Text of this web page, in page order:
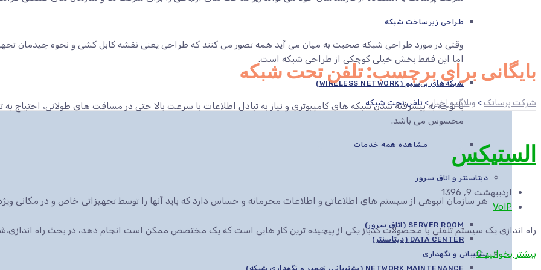
طراحی زیرساخت شبکه
وقتی در مورد طراحی شبکه صحبت به میان می آید همه تصور می کنند که طراحی یعنی نقشه کابل کشی و نحوه چیدمان
اما این فقط بخش خیلی کوچکی از طراحی شبکه است.
شبکه‌های بی‌سیم (WIRELESS NETWORK)
با توجه به پیشرفته شدن شبکه های کامپیوتری و نیاز به تبادل اطلاعات با سرعت بالا حتی در مسافت های طولانی، احتیاج
محسوس می باشد.
مشاهده همه خدمات
دیتاسنتر و اتاق سرور
هر سازمان انبوهی از سیستم های اطلاعاتی و اطلاعات محرمانه و حساس دارد که باید آنها را توسط تجهیزاتی خاص و در مکانی
SERVER ROOM (اتاق سرور)
DATA CENTER (دیتاسنتر)
پشتیبانی و نگهداری
NETWORK MAINTENANCE (پشتیبانی، تعمیر و نگهداری شبکه)
بایگانی برای برچسب: تلفن تحت شبکه
شرکت پرساتک > وبلاگ و اخبار> تلفن تحت شبکه
الستیکس
اردیبهشت 9, 1396
VoIP
راه اندازی یک سیستم تلفنی با محصولات کدباز یکی از پیچیده ترین کار هایی است که یک مختصص ممکن است انجام دهد، در بحث راه
بیشتر بخوانید 0